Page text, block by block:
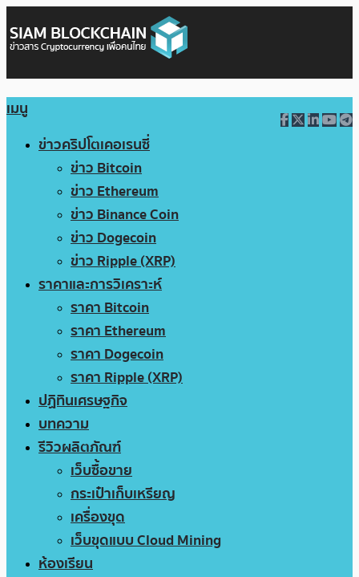
เมนู
ข่าวคริปโตเคอเรนซี่
ข่าว Bitcoin
ข่าว Ethereum
ข่าว Binance Coin
ข่าว Dogecoin
ข่าว Ripple (XRP)
ราคาและการวิเคราะห์
ราคา Bitcoin
ราคา Ethereum
ราคา Dogecoin
ราคา Ripple (XRP)
ปฏิทินเศรษฐกิจ
บทความ
รีวิวผลิตภัณฑ์
เว็บซื้อขาย
กระเป๋าเก็บเหรียญ
เครื่องขุด
เว็บขุดแบบ Cloud Mining
ห้องเรียน